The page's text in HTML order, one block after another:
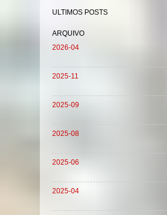
ULTIMOS POSTS
ARQUIVO
2026-04
2025-11
2025-09
2025-08
2025-06
2025-04